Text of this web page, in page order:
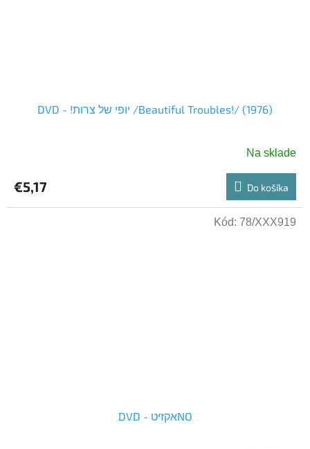
DVD - !יופי של צרות /Beautiful Troubles!/ (1976)
Na sklade
€5,17 Do košíka
DVD - אקזיטNO
Kód: 78/XXX919